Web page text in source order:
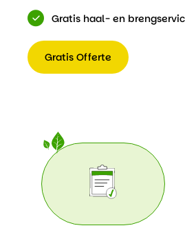
Gratis haal- en
Gratis Offerte